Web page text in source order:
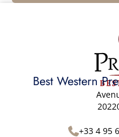
Best Western
+33 4 95